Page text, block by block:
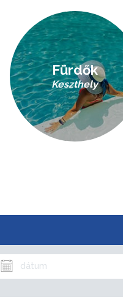
Fürdők
Keszthely